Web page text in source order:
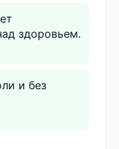
здоровьем.
и без